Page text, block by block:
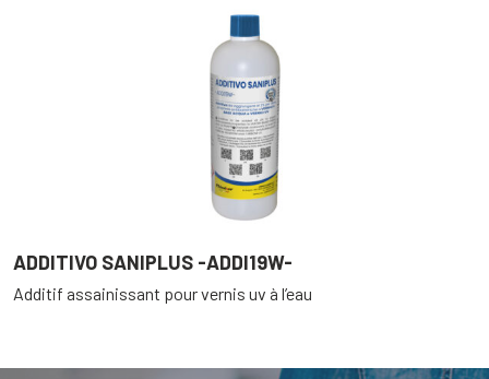
ADDITIVO SANIPLUS -ADDI19W-
Additif assainissant pour vernis uv à l’eau